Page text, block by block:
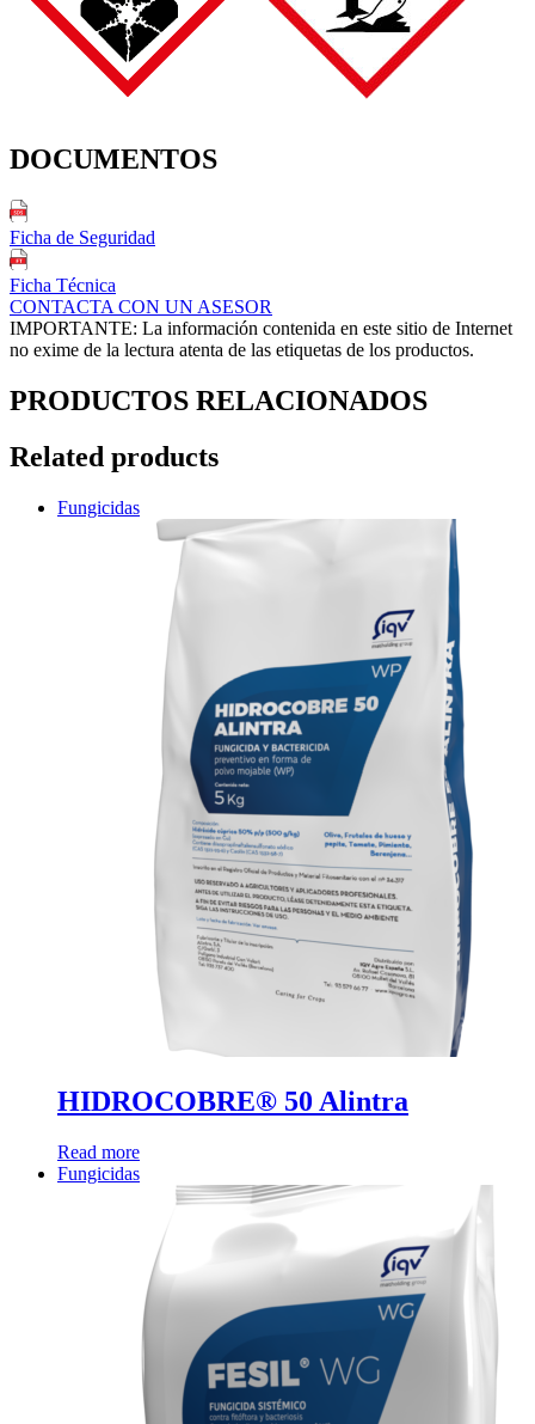
DOCUMENTOS
Ficha de Seguridad
Ficha Técnica
CONTACTA CON UN ASESOR
IMPORTANTE: La información contenida en este sitio de Internet
no exime de la lectura atenta de las etiquetas de los productos.
PRODUCTOS RELACIONADOS
Related products
Fungicidas
HIDROCOBRE® 50 Alintra
Read more
Fungicidas